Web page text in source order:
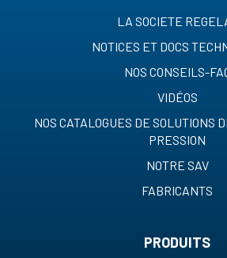
LA SOCIETE
NOTICES ET DOCS
NOS CONSEILS-
VIDÉOS
NOS CATALOGUES DE SOLUTIONS
PRESSION
NOTRE SAV
FABRICANTS
PRODUITS